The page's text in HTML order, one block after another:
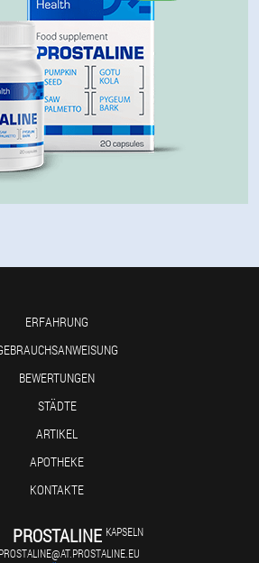
ERFAHRUNG
BEWERTUNGEN
STÄDTE
ARTIKEL
APOTHEKE
KONTAKTE
PROSTALINE KAPSELN